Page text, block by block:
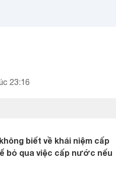
23:16
biết về khái niệm cấp
bỏ qua việc cấp nước nếu